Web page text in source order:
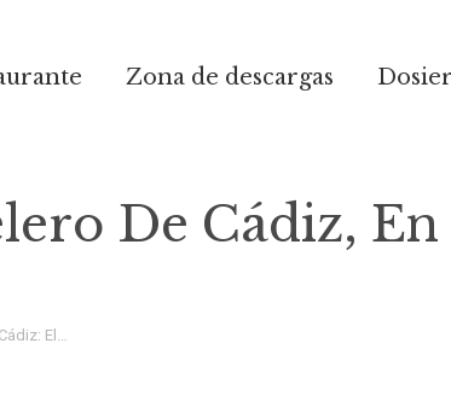
Zona de descargas
De Cádiz,
El…